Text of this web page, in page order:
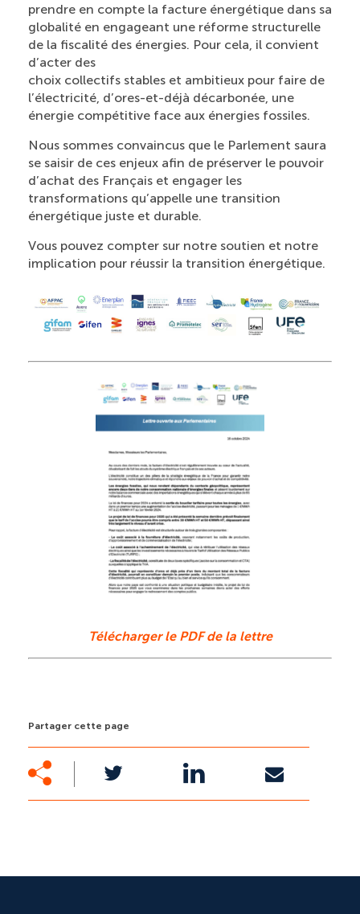
prendre en compte la facture énergétique dans sa
globalité en engageant une réforme structurelle
de la fiscalité des énergies. Pour cela, il convient
d’acter des
choix collectifs stables et ambitieux pour faire de
l’électricité, d’ores-et-déjà décarbonée, une
énergie compétitive face aux énergies fossiles.
Nous sommes convaincus que le Parlement saura
se saisir de ces enjeux afin de préserver le pouvoir
d’achat des Français et engager les
transformations qu’appelle une transition
énergétique juste et durable.
Vous pouvez compter sur notre soutien et notre
implication pour réussir la transition énergétique.
Télécharger le PDF de la lettre
Partager cette page